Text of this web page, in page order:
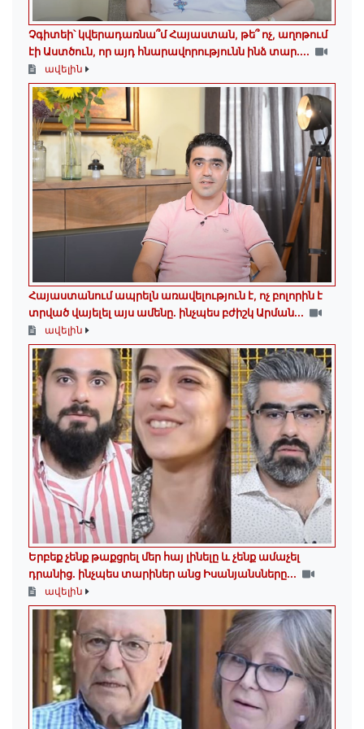
Չգիտեի՝ կվերադառնա՞մ Հայաստան, թե՞ ոչ, աղոթում
էի Աստծուն, որ այդ հնարավորությունն ինձ տար․...
ավելին
Հայաստանում ապրելն առավելություն է, ոչ բոլորին է
տրված վայելել այս ամենը․ ինչպես բժիշկ Արման...
ավելին
Երբեք չենք թաքցրել մեր հայ լինելը և չենք ամաչել
դրանից․ ինչպես տարիներ անց Իսանյանսները...
ավելին